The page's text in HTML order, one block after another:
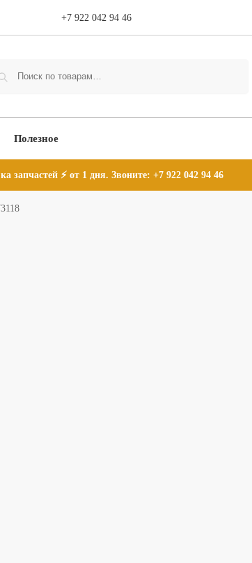
+7 922 042 94 46
Полезное
запчастей ⚡ от 1 дня. Звоните: +7 922 042 94 46